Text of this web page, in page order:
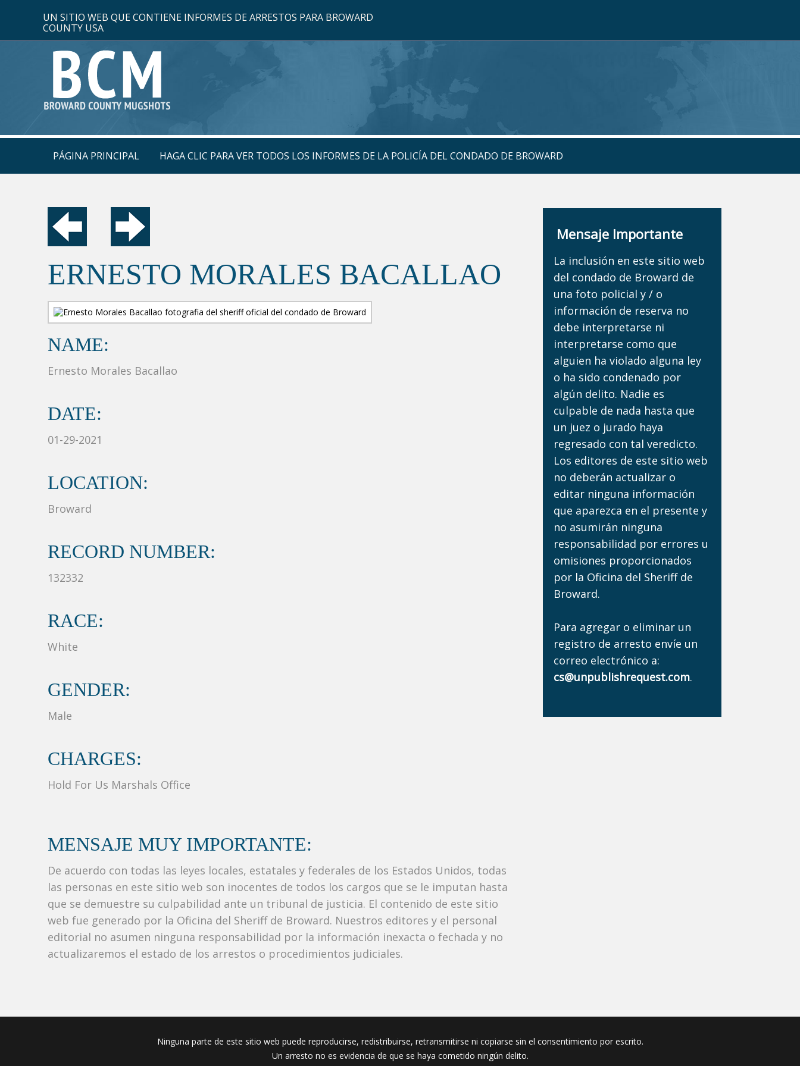
UN SITIO WEB QUE CONTIENE INFORMES DE ARRESTOS PARA BROWARD
COUNTY USA
PÁGINA PRINCIPAL HAGA CLIC PARA VER TODOS LOS INFORMES DE LA POLICÍA DEL CONDADO DE BROWARD
ERNESTO MORALES BACALLAO
NAME:
Ernesto Morales Bacallao
DATE:
01-29-2021
LOCATION:
Broward
RECORD NUMBER:
132332
RACE:
White
GENDER:
Male
CHARGES:
Hold For Us Marshals Office
MENSAJE MUY IMPORTANTE:
De acuerdo con todas las leyes locales, estatales y federales de los Estados Unidos, todas
las personas en este sitio web son inocentes de todos los cargos que se le imputan hasta
que se demuestre su culpabilidad ante un tribunal de justicia. El contenido de este sitio
web fue generado por la Oficina del Sheriff de Broward. Nuestros editores y el personal
editorial no asumen ninguna responsabilidad por la información inexacta o fechada y no
actualizaremos el estado de los arrestos o procedimientos judiciales.
Mensaje Importante
La inclusión en este sitio web
del condado de Broward de
una foto policial y / o
información de reserva no
debe interpretarse ni
interpretarse como que
alguien ha violado alguna ley
o ha sido condenado por
algún delito. Nadie es
culpable de nada hasta que
un juez o jurado haya
regresado con tal veredicto.
Los editores de este sitio web
no deberán actualizar o
editar ninguna información
que aparezca en el presente y
no asumirán ninguna
responsabilidad por errores u
omisiones proporcionados
por la Oficina del Sheriff de
Broward.
Para agregar o eliminar un
registro de arresto envíe un
correo electrónico a:
cs@unpublishrequest.com.
Ninguna parte de este sitio web puede reproducirse, redistribuirse, retransmitirse ni copiarse sin el consentimiento por escrito.
Un arresto no es evidencia de que se haya cometido ningún delito.